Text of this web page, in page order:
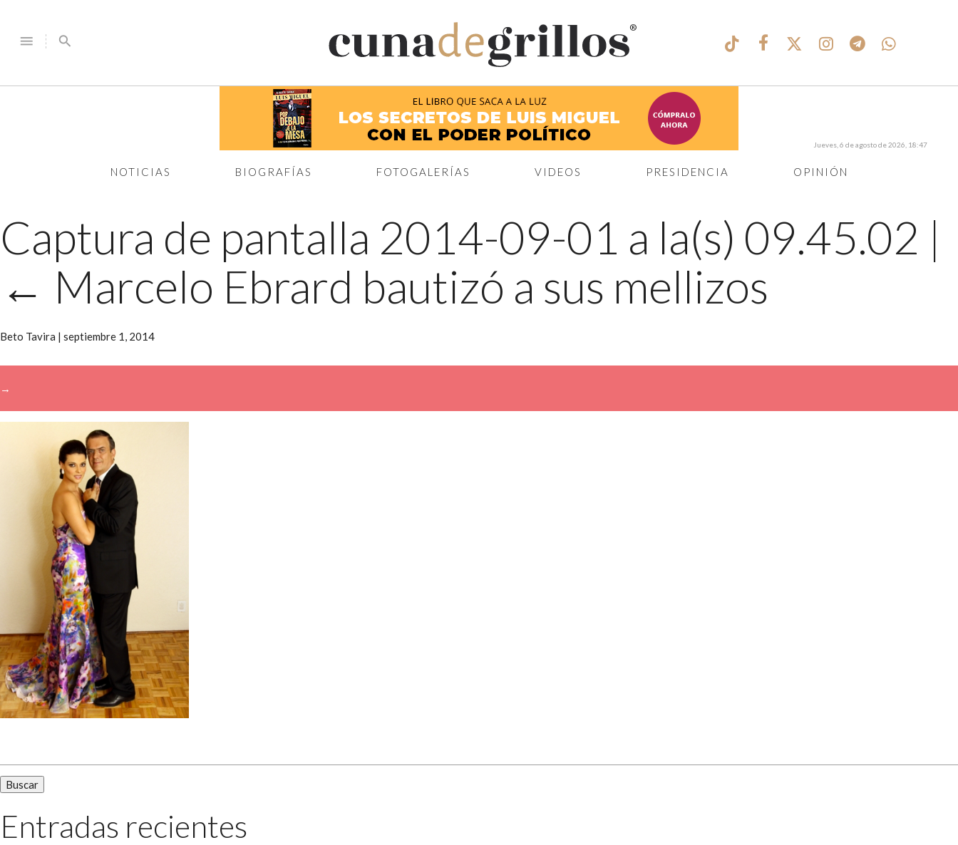
menu search
®
NOTICIAS BIOGRAFÍAS FOTOGALERÍAS VIDEOS PRESIDENCIA OPINIÓN
Jueves, 6 de agosto de 2026, 18:47
Captura de pantalla 2014-09-01 a la(s) 09.45.02 |
← Marcelo Ebrard bautizó a sus mellizos
Beto Tavira | septiembre 1, 2014
→
Entradas recientes